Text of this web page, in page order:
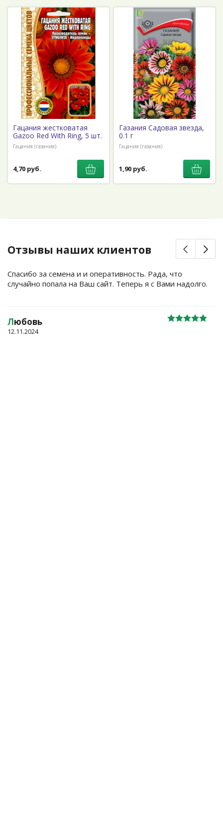
Гацания жестковатая
Gazoo Red With Ring, 5 шт.
Гацания (газания)
4,70 руб.
Газания Садовая звезда,
0.1 г
Гацания (газания)
1,90 руб.
Отзывы наших клиентов
Спасибо за семена и и оперативность. Рада, что
случайно попала на Ваш сайт. Теперь я с Вами надолго.
Любовь
12.11.2024